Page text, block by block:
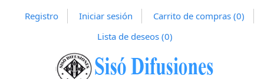
Registro Iniciar sesión Carrito de compras (0)
Lista de deseos (0)